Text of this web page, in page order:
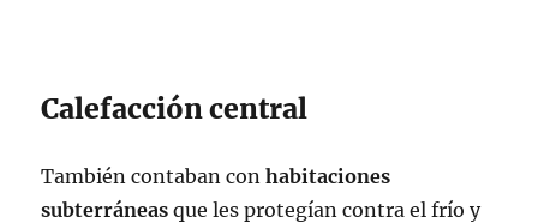
Calefacción central
También contaban conhabitaciones
subterráneas que les protegían contra el frío y